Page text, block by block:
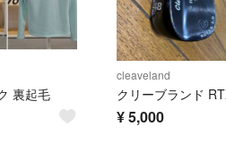
裏起毛
cleaveland
¥5,000